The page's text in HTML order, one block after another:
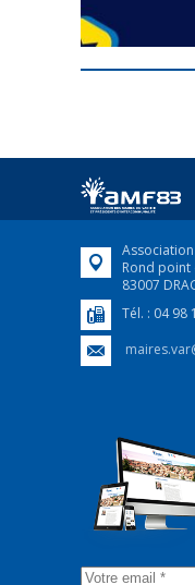
CARNET
Afin
FEUILLETER
Rond point
83007
Tél. : 04 98